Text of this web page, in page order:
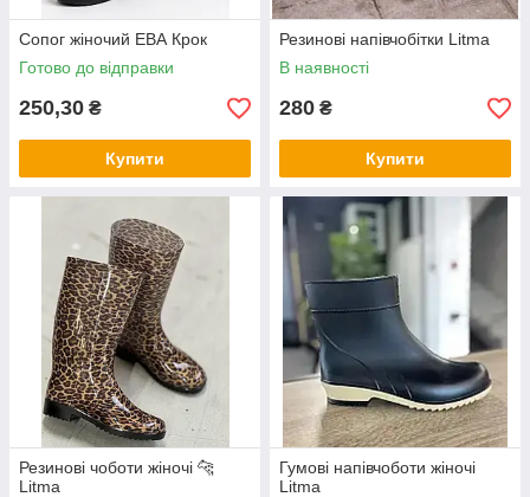
Сопог жіночий ЕВА Крок
Готово до відправки
250,30 ₴
Купити
Резинові напівчобітки Litma
В наявності
280 ₴
Купити
Резинові чоботи жіночі 🐆
Litma
Гумові напівчоботи жіночі
Litma